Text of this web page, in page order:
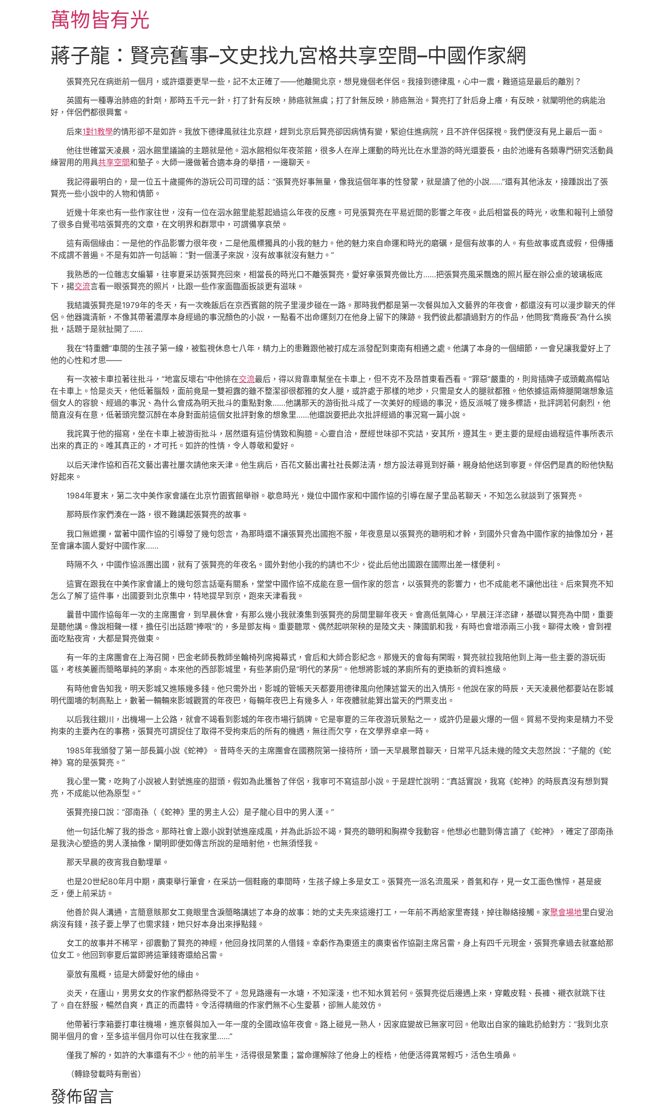
萬物皆有光
蔣子龍：賢亮舊事–文史找九宮格共享空間–中國作家網
張賢亮兄在病逝前一個月，或許還要更早一些，記不太正確了——他離開北京，想見幾個老伴侶。我接到德律風，心中一震，難道這是最后的離別？
英國有一種專治肺癌的針劑，那時五千元一針，打了針有反映，肺癌就無虞；打了針無反映，肺癌無治。賢亮打了針后身上癢，有反映，就闡明他的病能治
好，伴侶們都很興奮。
后來1對1教學的情形卻不是如許。我放下德律風就往北京趕，趕到北京后賢亮卻因病情有變，緊迫住進病院，且不許伴侶探視。我們便沒有見上最后一面。
他往世確當天凌晨，泅水館里議論的主題就是他。泅水館相似年夜茶館，很多人在岸上運動的時光比在水里游的時光還要長，由於池邊有各類專門研究活動員
練習用的用具共享空間和墊子。大師一邊做著合適本身的舉措，一邊聊天。
我記得最明白的，是一位五十歲擺佈的游玩公司司理的話：“張賢亮好事無量，像我這個年事的性發蒙，就是讀了他的小說……”還有其他泳友，接踵說出了張
賢亮一些小說中的人物和情節。
近幾十年來也有一些作家往世，沒有一位在泅水館里能惹起過這么年夜的反應。可見張賢亮在平易近間的影響之年夜。此后相當長的時光，收集和報刊上頒發
了很多自覺弔唁張賢亮的文章，在文明界和群眾中，可謂備享哀榮。
這有兩個緣由：一是他的作品影響力很年夜，二是他風標獨具的小我的魅力。他的魅力來自命運和時光的磨礪，是個有故事的人。有些故事或真或假，但傳播
不成謂不普遍。不是有如許一句話嘛：“對一個漢子來說，沒有故事就沒有魅力。”
我熟悉的一位雜志女編纂，往寧夏采訪張賢亮回來，相當長的時光口不離張賢亮，愛好拿張賢亮做比方……把張賢亮風采飄逸的照片壓在辦公桌的玻璃板底
下，揚交流言看一眼張賢亮的照片，比跟一些作家面臨面扳談更有滋味。
我結識張賢亮是1979年的冬天，有一次晚飯后在京西賓館的院子里漫步碰在一路。那時我們都是第一次餐與加入文藝界的年夜會，都還沒有可以漫步聊天的伴
侶。他器識清新，不像其帶著濃厚本身經過的事況顏色的小說，一點看不出命運刻刀在他身上留下的陳跡。我們彼此都讀過對方的作品，他問我“喬廠長”為什么挨
批，話題于是就扯開了……
我在“特重體”車間的生孩子第一線，被監視休息七八年，精力上的患難跟他被打成左派發配到東南有相通之處。他講了本身的一個細節，一會兒讓我愛好上了
他的心性和才思——
有一次被卡車拉著往批斗，“地富反壞右”中他排在交流最后，得以背靠車幫坐在卡車上，但不克不及昂首東看西看。“罪惡”嚴重的，則背插牌子或頭戴高帽站
在卡車上。恰是炎天，他低著腦殼，面前竟是一雙袒露的雖不整潔卻很都雅的女人腿，或許處于那樣的地步，只需是女人的腿就都雅。他依據這兩條腿開端想象這
個女人的容貌、經過的事況、為什么會成為明天批斗的重點對象……他講那天的游街批斗成了一次美好的經過的事況，造反派喊了幾多標語，批評詞若何劇烈，他
簡直沒有在意，低著頭完整沉醉在本身對面前這個女批評對象的想象里……他還說要把此次批評經過的事況寫一篇小說。
我詫異于他的描寫，坐在卡車上被游街批斗，居然還有這份情致和胸臆。心靈自洽，歷經世味卻不究詰，安其所，遵其生。更主要的是經由過程這件事所表示
出來的真正的。唯其真正的，才可托。如許的性情，令人尊敬和愛好。
以后天津作協和百花文藝出書社屢次請他來天津。他生病后，百花文藝出書社社長鄭法清，想方設法尋覓到好藥，親身給他送到寧夏。伴侶們是真的盼他快點
好起來。
1984年夏末，第二次中美作家會議在北京竹園賓館舉辦。歇息時光，幾位中國作家和中國作協的引導在屋子里品茗聊天，不知怎么就談到了張賢亮。
那時辰作家們湊在一路，很不難講起張賢亮的故事。
我口無遮攔，當著中國作協的引導發了幾句怨言，為那時還不讓張賢亮出國抱不服，年夜意是以張賢亮的聰明和才幹，到國外只會為中國作家的抽像加分，甚
至會讓本國人愛好中國作家……
時隔不久，中國作協派團出國，就有了張賢亮的年夜名。國外對他小我的約請也不少，從此后他出國跟在國際出差一樣便利。
這實在跟我在中美作家會議上的幾句怨言話毫有關系，堂堂中國作協不成能在意一個作家的怨言，以張賢亮的影響力，也不成能老不讓他出往。后來賢亮不知
怎么了解了這件事，出國要到北京集中，特地提早到京，跑來天津看我。
曩昔中國作協每年一次的主席團會，到早晨休會，有那么幾小我就湊集到張賢亮的房間里聊年夜天。會高低氣降心，早晨汪洋恣肆，基礎以賢亮為中間，重要
是聽他講。像說相聲一樣，擔任引出話題“捧哏”的，多是鄧友梅。重要聽眾、偶然起哄架秧的是陸文夫、陳國凱和我，有時也會增添兩三小我。聊得太晚，會到裡
面吃點夜宵，大都是賢亮做東。
有一年的主席團會在上海召開，巴金老師長教師坐輪椅列席揭幕式，會后和大師合影紀念。那幾天的會每有閑暇，賢亮就拉我陪他到上海一些主要的游玩街
區，考核美麗而簡略單純的茅廁。本來他的西部影城里，有些茅廁仍是“明代的茅房”。他想將影城的茅廁所有的更換新的資料進級。
有時他會告知我，明天影城又進賬幾多錢。他只需外出，影城的管帳天天都要用德律風向他陳述當天的出入情形。他說在家的時辰，天天凌晨他都要站在影城
明代圍墻的制高點上，數著一輛輛來影城觀賞的年夜巴，每輛年夜巴上有幾多人，年夜體就能算出當天的門票支出。
以后我往銀川，出機場一上公路，就會不竭看到影城的年夜市場行銷牌。它是寧夏的三年夜游玩景點之一，或許仍是最火爆的一個。貿易不受拘束是精力不受
拘束的主要內在的事務，張賢亮可謂捉住了取得不受拘束后的所有的機遇，無往而欠亨，在文學界卓卓一時。
1985年我頒發了第一部長篇小說《蛇神》。昔時冬天的主席團會在國務院第一接待所，頭一天早晨聚首聊天，日常平凡話未幾的陸文夫忽然說：“子龍的《蛇
神》寫的是張賢亮。”
我心里一驚，吃夠了小說被人對號進座的甜頭，假如為此獲咎了伴侶，我寧可不寫這部小說。于是趕忙說明：“真話實說，我寫《蛇神》的時辰真沒有想到賢
亮，不成能以他為原型。”
張賢亮接口說：“邵南孫（《蛇神》里的男主人公）是子龍心目中的男人漢。”
他一句話化解了我的掛念。那時社會上跟小說對號進座成風，并為此訴訟不竭，賢亮的聰明和胸襟令我動容。他想必也聽到傳言讀了《蛇神》，確定了邵南孫
是我決心塑造的男人漢抽像，闡明即便如傳言所說的是暗射他，也無須怪我。
那天早晨的夜宵我自動埋單。
也是20世紀80年月中期，廣東舉行筆會，在采訪一個鞋廠的車間時，生孩子線上多是女工。張賢亮一派名流風采，善氣和存，見一女工面色憔悴，甚是疲
乏，便上前采訪。
他善於與人溝通，言簡意賅那女工竟眼里含淚簡略講述了本身的故事：她的丈夫先來這邊打工，一年前不再給家里寄錢，掉往聯絡接觸。家聚會場地里白叟治
病沒有錢，孩子要上學了也需求錢，她只好本身出來掙點錢。
女工的故事并不稀罕，卻震動了賢亮的神經，他回身找同業的人借錢。幸虧作為東道主的廣東省作協副主席呂雷，身上有四千元現金，張賢亮拿過去就塞給那
位女工。他回到寧夏后當即將這筆錢寄還給呂雷。
豪放有風概，這是大師愛好他的緣由。
炎天，在廬山，男男女女的作家們都熱得受不了。忽見路邊有一水塘，不知深淺，也不知水質若何。張賢亮從后邊遇上來，穿戴皮鞋、長褲、襯衣就跳下往
了。自在舒服，暢然自爽，真正的而盡特。令活得精緻的作家們無不心生愛慕，卻無人能效仿。
他帶著行李箱要打車往機場，進京餐與加入一年一度的全國政協年夜會。路上碰見一熟人，因家庭變故已無家可回。他取出自家的鑰匙扔給對方：“我到北京
開半個月的會，至多這半個月你可以住在我家里……”
僅我了解的，如許的大事還有不少。他的前半生，活得很是繁重；當命運解除了他身上的桎梏，他便活得異常輕巧，活色生噴鼻。
（轉錄發載時有刪省）
發佈留言